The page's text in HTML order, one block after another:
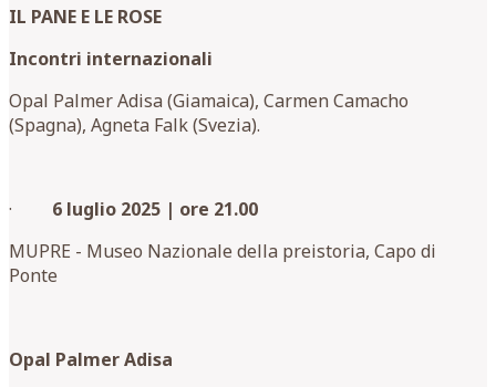
IL PANE E LE ROSE
Incontri internazionali
Opal Palmer Adisa (Giamaica), Carmen Camacho
(Spagna), Agneta Falk (Svezia).
· 6 luglio 2025 | ore 21.00
MUPRE - Museo Nazionale della preistoria, Capo di
Ponte
Opal Palmer Adisa